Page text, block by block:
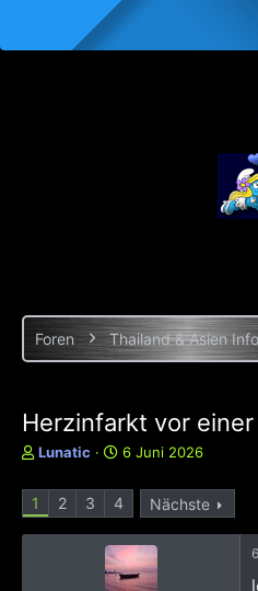
Foren Thailand & Asien
Herzinfarkt vor
E
s
Lunatic
E
s
t
l
l
6 Juni 2026
1 2 3 4 Nächste